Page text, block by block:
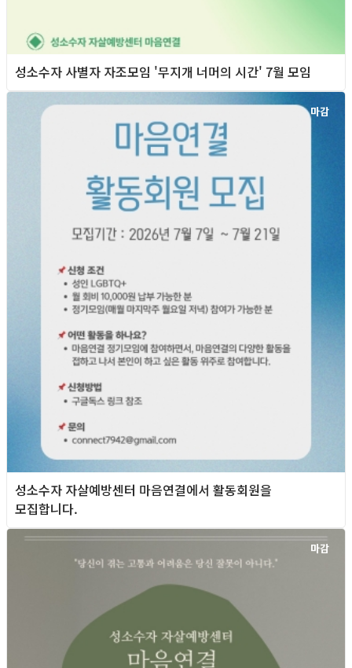
성소수자 사별자 자조모임 '무지개 너머의 시간' 7월 모임
마감
성소수자 자살예방센터 마음연결에서 활동회원을
모집합니다.
마감